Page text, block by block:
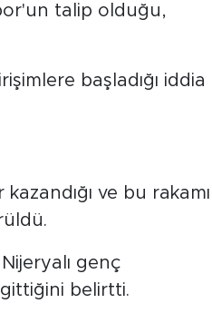
talip olduğu,
başladığı iddia
ve bu rakamı
genç
belirtti.